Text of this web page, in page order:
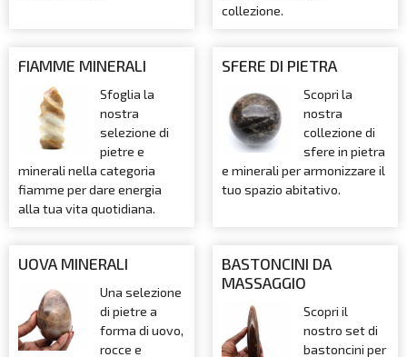
collezione.
FIAMME MINERALI
Sfoglia la
nostra
selezione di
pietre e
minerali nella categoria
fiamme per dare energia
alla tua vita quotidiana.
SFERE DI PIETRA
Scopri la
nostra
collezione di
sfere in pietra
e minerali per armonizzare il
tuo spazio abitativo.
UOVA MINERALI
Una selezione
di pietre a
forma di uovo,
rocce e
BASTONCINI DA
MASSAGGIO
Scopri il
nostro set di
bastoncini per